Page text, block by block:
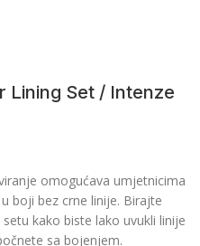
Lining Set / Intenze
omogućava umjetnicima
boji bez crne linije. Birajte
kako biste lako uvukli linije
sa bojenjem.